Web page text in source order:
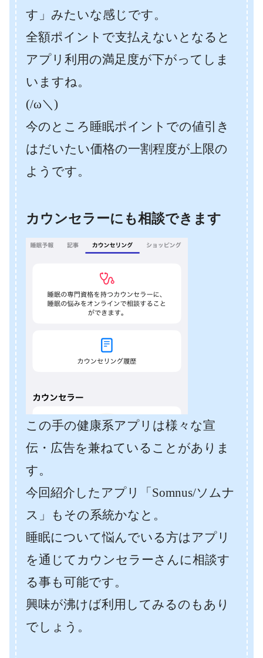
す」みたいな感じです。
全額ポイントで支払えないとなると
アプリ利用の満足度が下がってしま
いますね。
(/ω＼)
今のところ睡眠ポイントでの値引き
はだいたい価格の一割程度が上限の
ようです。
カウンセラーにも相談できます
この手の健康系アプリは様々な宣
伝・広告を兼ねていることがありま
す。
今回紹介したアプリ「Somnus/ソムナ
ス」もその系統かなと。
睡眠について悩んでいる方はアプリ
を通じてカウンセラーさんに相談す
る事も可能です。
興味が沸けば利用してみるのもあり
でしょう。